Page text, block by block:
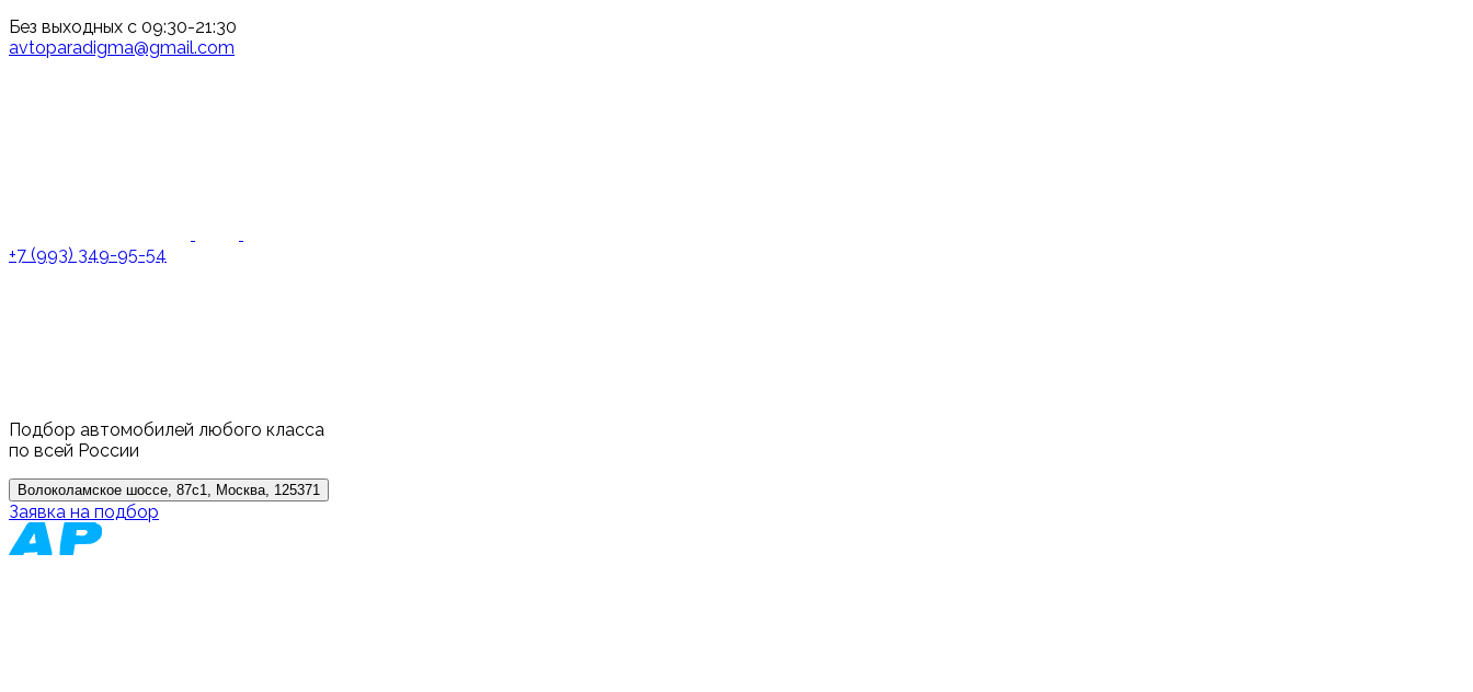
Без выходных с 09:30-21:30
avtoparadigma@gmail.com
+7 (993) 349-95-54
Подбор автомобилей любого класса
по всей России
Волоколамское шоссе, 87с1, Москва, 125371
Заявка на подбор